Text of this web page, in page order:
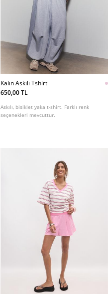
Kalın Askılı Tshirt
650,00 TL
Askılı, bisiklet yaka t-shirt. Farklı renk
seçenekleri mevcuttur.